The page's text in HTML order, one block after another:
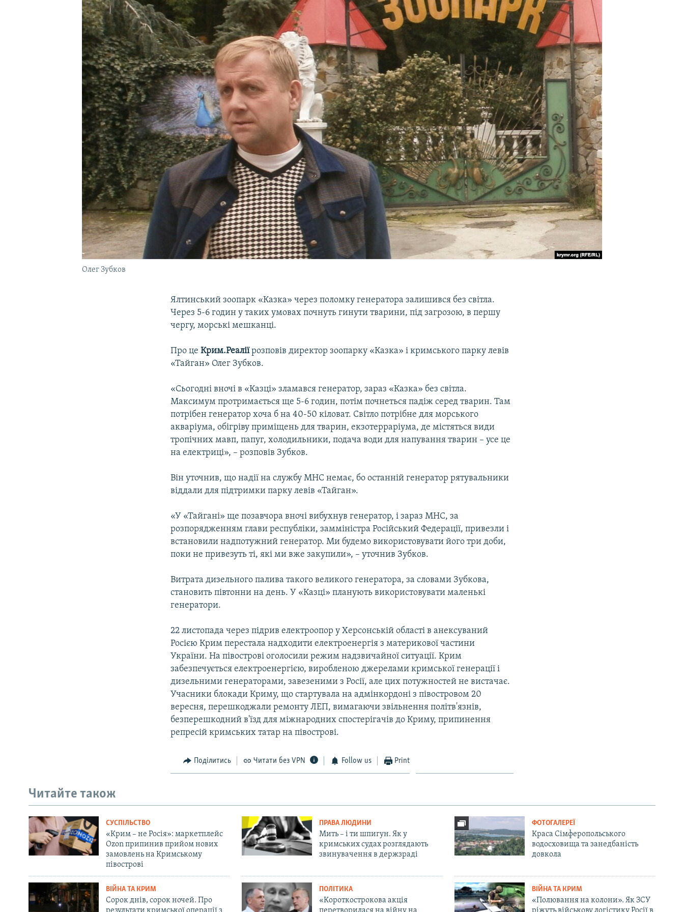
УКРАЇНСЬКА ПРОБЛЕМА КРИМУ
Олег Зубков
Ялтинський зоопарк «Казка» через поломку генератора залишився без світла.
Через 5-6 годин у таких умовах почнуть гинути тварини, під загрозою, в першу
чергу, морські мешканці.
Про цеКрим.Реаліїрозповів директор зоопарку «Казка» і кримського парку левів
«Тайган» Олег Зубков.
«Сьогодні вночі в «Казці» зламався генератор, зараз «Казка» без світла.
Максимум протримається ще 5-6 годин, потім почнеться падіж серед тварин. Там
потрібен генератор хоча б на 40-50 кіловат. Світло потрібне для морського
акваріума, обігріву приміщень для тварин, екзотерраріума, де містяться види
тропічних мавп, папуг, холодильники, подача води для напування тварин – усе це
на електриці», – розповів Зубков.
Він уточнив, що надії на службу МНС немає, бо останній генератор рятувальники
віддали для підтримки парку левів «Тайган».
«У «Тайгані» ще позавчора вночі вибухнув генератор, і зараз МНС, за
розпорядженням глави республіки, замміністра Російський Федерації, привезли і
встановили надпотужний генератор. Ми будемо використовувати його три доби,
поки не привезуть ті, які ми вже закупили», – уточнив Зубков.
Витрата дизельного палива такого великого генератора, за словами Зубкова,
становить півтонни на день. У «Казці» планують використовувати маленькі
генератори.
22 листопада через підрив електроопор у Херсонській області в анексуваний
Росією Крим перестала надходити електроенергія з материкової частини
України. На півострові оголосили режим надзвичайної ситуації. Крим
забезпечується електроенергією, виробленою джерелами кримської генерації і
дизельними генераторами, завезеними з Росії, але цих потужностей не вистачає.
Учасники блокади Криму, що стартувала на адмінкордоні з півостровом 20
вересня, перешкоджали ремонту ЛЕП, вимагаючи звільнення політв'язнів,
безперешкодний в'їзд для міжнародних спостерігачів до Криму, припинення
репресій кримських татар на півострові.
Поділитись Читати без VPN Follow us Print
Читайте також
СУСПІЛЬСТВО
«Крим – не Росія»: маркетплейс
Ozon припинив прийом нових
замовлень на Кримському
півострові
ПРАВА ЛЮДИНИ
Мить – і ти шпигун. Як у
кримських судах розглядають
звинувачення в держзраді
ФОТОГАЛЕРЕЇ
Краса Сімферопольського
водосховища та занедбаність
довкола
ВІЙНА ТА КРИМ
Сорок днів, сорок ночей. Про
результати кримської операції з
ПОЛІТИКА
«Короткострокова акція
перетворилася на війну на
ВІЙНА ТА КРИМ
«Полювання на колони». Як ЗСУ
ріжуть військову логістику Росії в